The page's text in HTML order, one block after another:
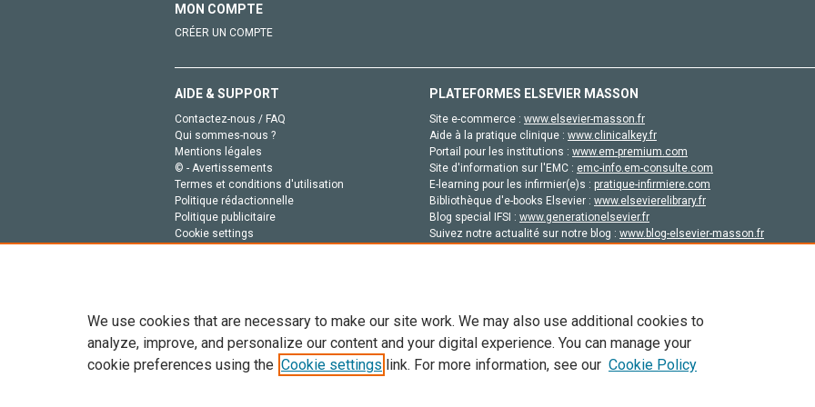
MON COMPTE
CRÉER UN COMPTE
AIDE & SUPPORT
Contactez-nous / FAQ
Qui sommes-nous ?
Mentions légales
© - Avertissements
Termes et conditions d'utilisation
Politique rédactionnelle
Politique publicitaire
Cookie settings
PLATEFORMES ELSEVIER MASSON
Site e-commerce : www.elsevier-masson.fr
Aide à la pratique clinique : www.clinicalkey.fr
Portail pour les institutions : www.em-premium.com
Site d'information sur l'EMC : emc-info.em-consulte.com
E-learning pour les infirmier(e)s : pratique-infirmiere.com
Bibliothèque d'e-books Elsevier : www.elsevierelibrary.fr
Blog special IFSI : www.generationelsevier.fr
Suivez notre actualité sur notre blog : www.blog-elsevier-masson.fr
Tout le contenu de ce site: Copyright © 2026 Elsevier, ses concédants de licence et ses contributeurs. Tout les droits sont réservés,
de données, a la formation en IA et aux technologies similaires. Pour tout contenu en libre accès, les conditions de licence
We use cookies that are necessary to make our site work. We may also use additional cookies to
analyze, improve, and personalize our content and your digital experience. You can manage your
cookie preferences using the Cookie settings link. For more information, see our Cookie Policy